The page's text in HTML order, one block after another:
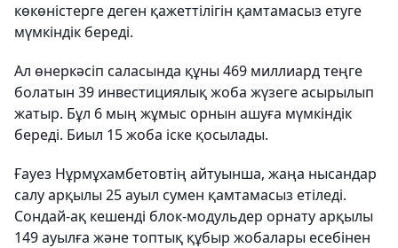
көкөністерге деген қажеттілігін қамтамасыз етуге
мүмкіндік береді.
Ал өнеркәсіп саласында құны 469 миллиард теңге
болатын 39 инвестициялық жоба жүзеге асырылып
жатыр. Бұл 6 мың жұмыс орнын ашуға мүмкіндік
береді. Биыл 15 жоба іске қосылады.
Ғауез Нұрмұхамбетовтің айтуынша, жаңа нысандар
салу арқылы 25 ауыл сумен қамтамасыз етіледі.
Сондай-ақ кешенді блок-модульдер орнату арқылы
149 ауылға және топтық құбыр жобалары есебінен